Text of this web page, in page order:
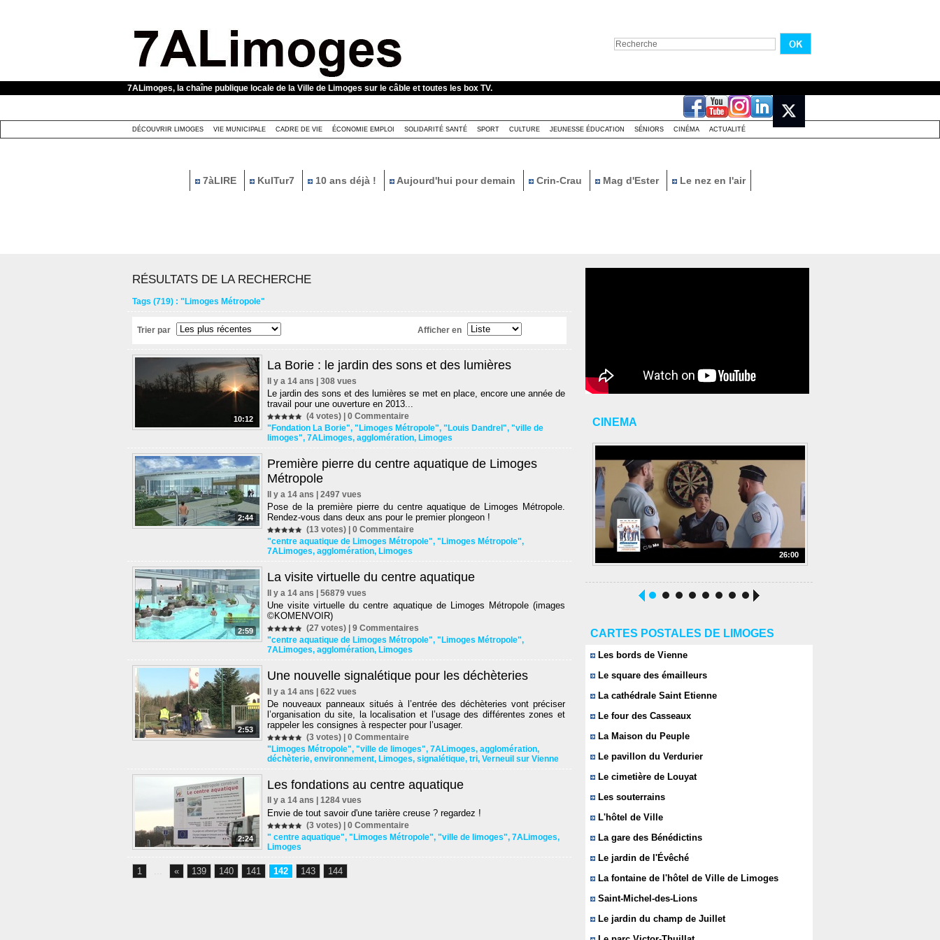
7ALimoges, la chaîne publique locale de la Ville de Limoges sur le câble et toutes les box TV.
DÉCOUVRIR LIMOGES VIE MUNICIPALE CADRE DE VIE ÉCONOMIE EMPLOI SOLIDARITÉ SANTÉ SPORT CULTURE JEUNESSE ÉDUCATION SÉNIORS CINÉMA ACTUALITÉ
7àLIRE KulTur7 10 ans déjà ! Aujourd'hui pour demain Crin-Crau Mag d'Ester Le nez en l'air
RÉSULTATS DE LA RECHERCHE
Tags (719) : "Limoges Métropole"
Trier par Afficher en
10:12
La Borie : le jardin des sons et des lumières
Il y a 14 ans | 308 vues
Le jardin des sons et des lumières se met en place, encore une année de
travail pour une ouverture en 2013...
(4 votes) | 0 Commentaire
"Fondation La Borie", "Limoges Métropole", "Louis Dandrel", "ville de
limoges", 7ALimoges, agglomération, Limoges
2:44
Première pierre du centre aquatique de Limoges
Métropole
Il y a 14 ans | 2497 vues
Pose de la première pierre du centre aquatique de Limoges Métropole.
Rendez-vous dans deux ans pour le premier plongeon !
(13 votes) | 0 Commentaire
"centre aquatique de Limoges Métropole", "Limoges Métropole",
7ALimoges, agglomération, Limoges
2:59
La visite virtuelle du centre aquatique
Il y a 14 ans | 56879 vues
Une visite virtuelle du centre aquatique de Limoges Métropole (images
©KOMENVOIR)
(27 votes) | 9 Commentaires
"centre aquatique de Limoges Métropole", "Limoges Métropole",
7ALimoges, agglomération, Limoges
2:53
Une nouvelle signalétique pour les déchèteries
Il y a 14 ans | 622 vues
De nouveaux panneaux situés à l’entrée des déchèteries vont préciser
l’organisation du site, la localisation et l’usage des différentes zones et
rappeler les consignes à respecter pour l’usager.
(3 votes) | 0 Commentaire
"Limoges Métropole", "ville de limoges", 7ALimoges, agglomération,
déchèterie, environnement, Limoges, signalétique, tri, Verneuil sur Vienne
2:24
Les fondations au centre aquatique
Il y a 14 ans | 1284 vues
Envie de tout savoir d'une tarière creuse ? regardez !
(3 votes) | 0 Commentaire
" centre aquatique", "Limoges Métropole", "ville de limoges", 7ALimoges,
Limoges
1 « 139 140 141 142 143 144
CINEMA
26:00
CARTES POSTALES DE LIMOGES
Les bords de Vienne
Le square des émailleurs
La cathédrale Saint Etienne
Le four des Casseaux
La Maison du Peuple
Le pavillon du Verdurier
Le cimetière de Louyat
Les souterrains
L'hôtel de Ville
La gare des Bénédictins
Le jardin de l'Évêché
La fontaine de l'hôtel de Ville de Limoges
Saint-Michel-des-Lions
Le jardin du champ de Juillet